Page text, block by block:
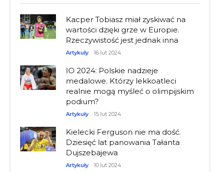
Kacper Tobiasz miał zyskiwać na
wartości dzięki grze w Europie.
Rzeczywistość jest jednak inna
Artykuły 16 lut 2024
IO 2024: Polskie nadzieje
medalowe. Którzy lekkoatleci
realnie mogą myśleć o olimpijskim
podium?
Artykuły 15 lut 2024
Kielecki Ferguson nie ma dość.
Dziesięć lat panowania Tałanta
Dujszebajewa
Artykuły 10 lut 2024